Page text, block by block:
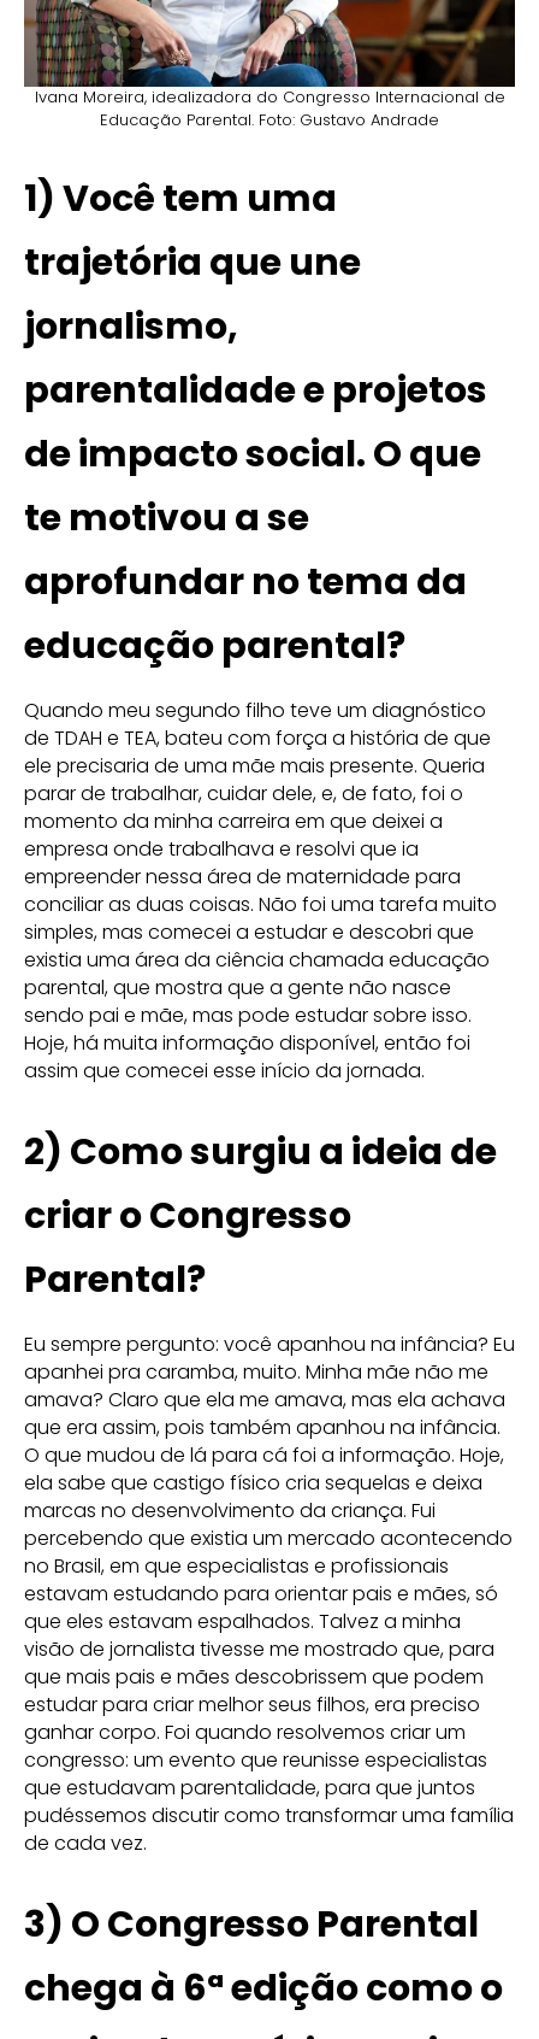
Ivana Moreira, idealizadora do Congresso Internacional de
Educação Parental. Foto: Gustavo Andrade
1) Você tem uma
trajetória que une
jornalismo,
parentalidade e projetos
de impacto social. O que
te motivou a se
aprofundar no tema da
educação parental?
Quando meu segundo filho teve um diagnóstico
de TDAH e TEA, bateu com força a história de que
ele precisaria de uma mãe mais presente. Queria
parar de trabalhar, cuidar dele, e, de fato, foi o
momento da minha carreira em que deixei a
empresa onde trabalhava e resolvi que ia
empreender nessa área de maternidade para
conciliar as duas coisas. Não foi uma tarefa muito
simples, mas comecei a estudar e descobri que
existia uma área da ciência chamada educação
parental, que mostra que a gente não nasce
sendo pai e mãe, mas pode estudar sobre isso.
Hoje, há muita informação disponível, então foi
assim que comecei esse início da jornada.
2) Como surgiu a ideia de
criar o Congresso
Parental?
Eu sempre pergunto: você apanhou na infância? Eu
apanhei pra caramba, muito. Minha mãe não me
amava? Claro que ela me amava, mas ela achava
que era assim, pois também apanhou na infância.
O que mudou de lá para cá foi a informação. Hoje,
ela sabe que castigo físico cria sequelas e deixa
marcas no desenvolvimento da criança. Fui
percebendo que existia um mercado acontecendo
no Brasil, em que especialistas e profissionais
estavam estudando para orientar pais e mães, só
que eles estavam espalhados. Talvez a minha
visão de jornalista tivesse me mostrado que, para
que mais pais e mães descobrissem que podem
estudar para criar melhor seus filhos, era preciso
ganhar corpo. Foi quando resolvemos criar um
congresso: um evento que reunisse especialistas
que estudavam parentalidade, para que juntos
pudéssemos discutir como transformar uma família
de cada vez.
3) O Congresso Parental
chega à 6ª edição como o